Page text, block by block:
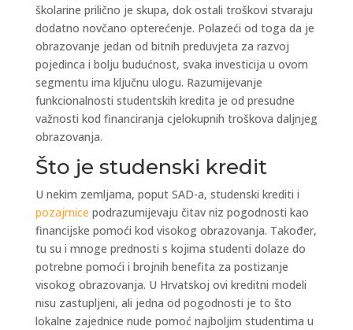
školarine prilično je skupa, dok ostali troškovi stvaraju
dodatno novčano opterećenje. Polazeći od toga da je
obrazovanje jedan od bitnih preduvjeta za razvoj
pojedinca i bolju budućnost, svaka investicija u ovom
segmentu ima ključnu ulogu. Razumijevanje
funkcionalnosti studentskih kredita je od presudne
važnosti kod financiranja cjelokupnih troškova daljnjeg
obrazovanja.
Što je studenski kredit
U nekim zemljama, poput SAD-a, studenski krediti i
pozajmice podrazumijevaju čitav niz pogodnosti kao
financijske pomoći kod visokog obrazovanja. Također,
tu su i mnoge prednosti s kojima studenti dolaze do
potrebne pomoći i brojnih benefita za postizanje
visokog obrazovanja. U Hrvatskoj ovi kreditni modeli
nisu zastupljeni, ali jedna od pogodnosti je to što
lokalne zajednice nude pomoć najboljim studentima u